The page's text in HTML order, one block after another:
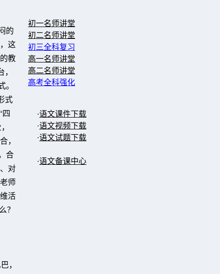
的
这
教
。
式
四
，
合
对
师
活
？
，
初一名师讲堂
初二名师讲堂
初三全科复习
高一名师讲堂
高二名师讲堂
高考全科强化
·语文课件下载
·语文视频下载
·语文试题下载
·语文备课中心